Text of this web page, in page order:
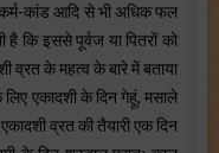
कर्म-कांड आदि से भी अधिक फल
कि इससे पूर्वज या पितरों को
व्रत के महत्व के बारे में बताया
एकादशी के दिन गेहूं, मसाले
व्रत की तैयारी एक दिन